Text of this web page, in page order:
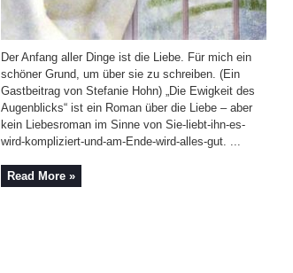
Der Anfang aller Dinge ist die Liebe. Für mich ein
schöner Grund, um über sie zu schreiben. (Ein
Gastbeitrag von Stefanie Hohn) „Die Ewigkeit des
Augenblicks“ ist ein Roman über die Liebe – aber
kein Liebesroman im Sinne von Sie-liebt-ihn-es-
wird-kompliziert-und-am-Ende-wird-alles-gut. ...
Read More »